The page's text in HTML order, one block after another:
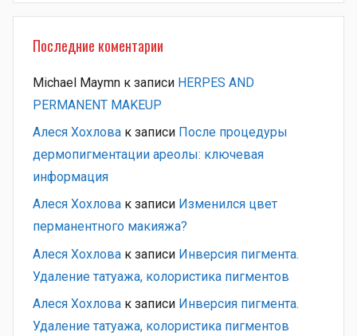
Последние коментарии
Michael Maymn к записи HERPES AND
PERMANENT MAKEUP
Алеся Хохлова к записи После процедуры
дермопигментации ареолы: ключевая
информация
Алеся Хохлова к записи Изменился цвет
перманентного макияжа?
Алеся Хохлова к записи Инверсия пигмента.
Удаление татуажа, колористика пигментов
Алеся Хохлова к записи Инверсия пигмента.
Удаление татуажа, колористика пигментов